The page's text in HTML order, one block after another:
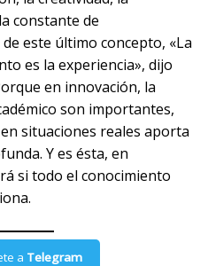
constante de
este último concepto, «La
es la experiencia», dijo
en innovación, la
son importantes,
situaciones reales aporta
Y es ésta, en
si todo el conocimiento
a Telegram